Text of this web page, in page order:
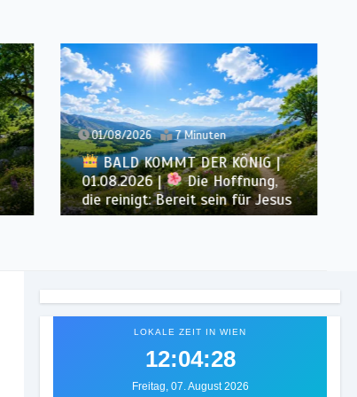
01/08/2026 7 Minuten
BALD KOMMT DER KÖNIG |
01.08.2026 |
Die Hoffnung,
die reinigt: Bereit sein für Jesus
LOKALE ZEIT IN WIEN
12:04:30
Freitag, 07. August 2026